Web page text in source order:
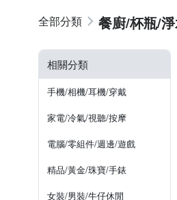
餐廚/杯瓶/
相關分類
手機/相機/耳機/穿戴
家電/冷氣/視聽/按摩
電腦/零組件/週邊/遊戲
精品/黃金/珠寶/手錶
女裝/男裝/牛仔休閒